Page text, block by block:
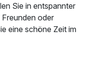
Sie in entspannter
oder
eine schöne Zeit im